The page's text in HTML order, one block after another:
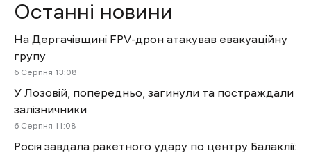
Останні новини
На Дергачівщині FPV-дрон атакував евакуаційну
групу
6 Cерпня 13:08
У Лозовій, попередньо, загинули та постраждали
залізничники
6 Cерпня 11:08
Росія завдала ракетного удару по центру Балаклії: